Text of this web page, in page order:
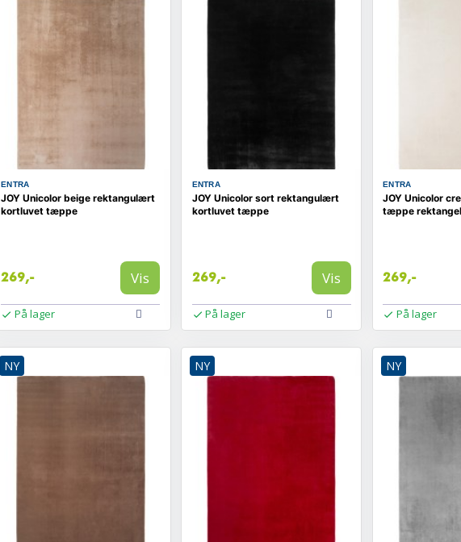
ENTRA
JOY Unicolor beige rektangulært
kortluvet tæppe
269,- Vis
På lager
ENTRA
JOY Unicolor sort rektangulært
kortluvet tæppe
269,- Vis
På lager
ENTRA
JOY Unicolor
tæppe rektangel
269,-
På lager
NY NY NY